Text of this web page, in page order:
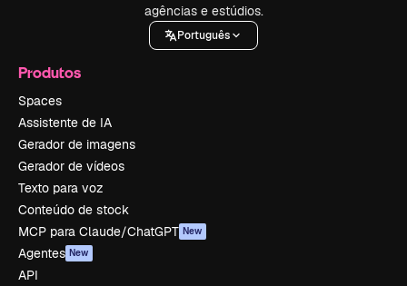
agências e estúdios.
Português
Produtos
Spaces
Assistente de IA
Gerador de imagens
Gerador de vídeos
Texto para voz
Conteúdo de stock
MCP para Claude/ChatGPT New
Agentes New
API